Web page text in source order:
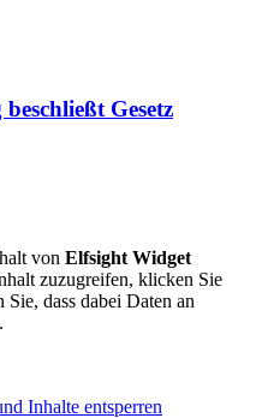
Gesetz
von Elfsight Widget
zuzugreifen, klicken Sie
dass dabei Daten an
Inhalte entsperren